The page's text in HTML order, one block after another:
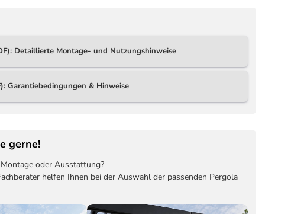
Detaillierte Montage- und Nutzungshinweise
Garantiebedingungen & Hinweise
gerne!
oder Ausstattung?
helfen Ihnen bei der Auswahl der passenden Pergola